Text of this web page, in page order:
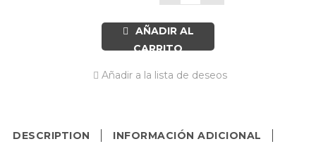
AÑADIR AL
CARRITO
Añadir a la lista de deseos
DESCRIPTION INFORMACIÓN ADICIONAL